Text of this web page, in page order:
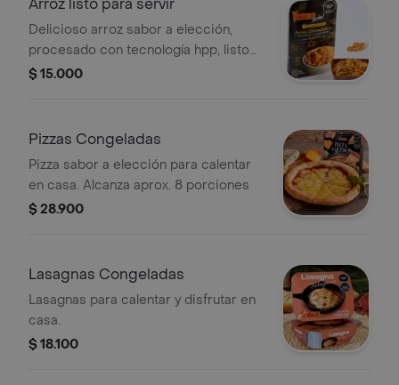
Arroz listo para servir
Delicioso arroz sabor a elección,
procesado con tecnología hpp, listo
para consumir. Solo 2 minutos en
$ 15.000
Pizzas Congeladas
Pizza sabor a elección para calentar
en casa. Alcanza aprox. 8 porciones
$ 28.900
Lasagnas Congeladas
Lasagnas para calentar y disfrutar en
casa.
$ 18.100